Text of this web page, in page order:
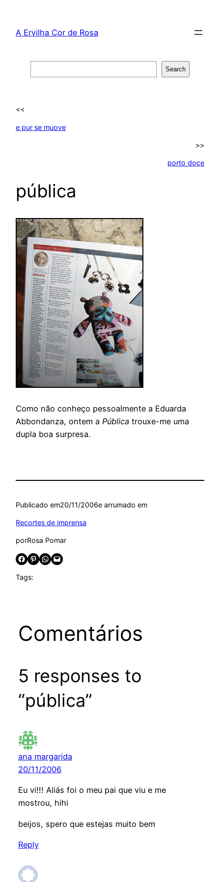
content
A Ervilha Cor de Rosa
Search
<<
e pur se muove
>>
porto doce
pública
Como não conheço pessoalmente a Eduarda
Abbondanza, ontem a Pública trouxe-me uma
dupla boa surpresa.
Publicado em20/11/2006e arrumado em
Recortes de imprensa
porRosa Pomar
Share on Facebook Share on Pinterest Share on WhatsApp Email this Page
Tags:
Comentários
5 responses to
“pública”
ana margarida
20/11/2006
Eu vi!!! Aliás foi o meu pai que viu e me
mostrou, hihi
beijos, spero que estejas muito bem
Reply